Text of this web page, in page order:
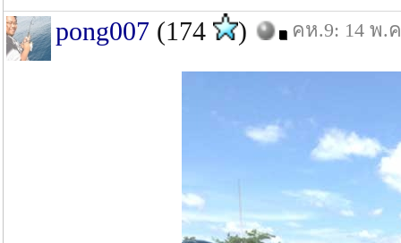
pong007 (174 ) คห.9: 14 พ.